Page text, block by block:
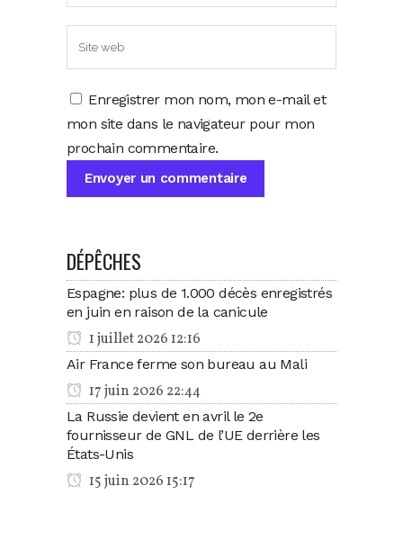
Enregistrer mon nom, mon e-mail et
mon site dans le navigateur pour mon
prochain commentaire.
DÉPÊCHES
Espagne: plus de 1.000 décès enregistrés
en juin en raison de la canicule
1 juillet 2026 12:16
Air France ferme son bureau au Mali
17 juin 2026 22:44
La Russie devient en avril le 2e
fournisseur de GNL de l’UE derrière les
États-Unis
15 juin 2026 15:17